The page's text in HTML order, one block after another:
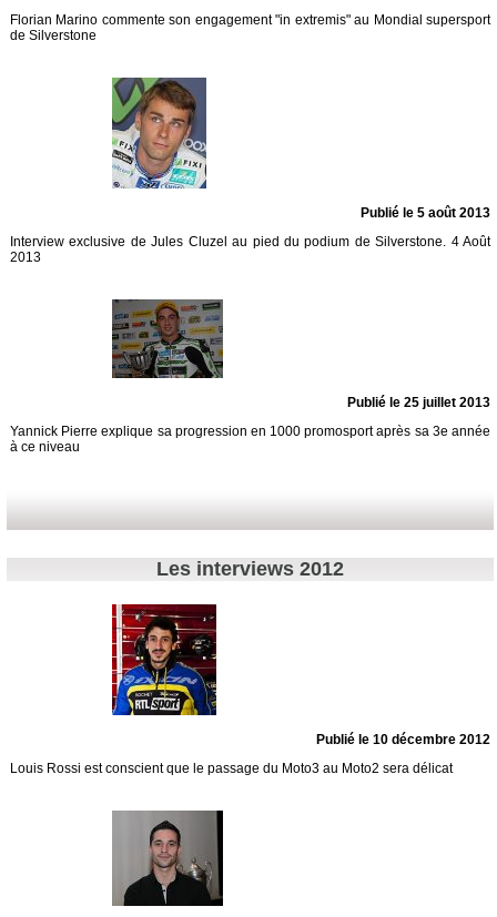
Florian Marino commente son engagement "in extremis" au Mondial supersport
de Silverstone
Publié le 5 août 2013
Interview exclusive de Jules Cluzel au pied du podium de Silverstone. 4 Août
2013
Publié le 25 juillet 2013
Yannick Pierre explique sa progression en 1000 promosport après sa 3e année
à ce niveau
Les interviews 2012
Publié le 10 décembre 2012
Louis Rossi est conscient que le passage du Moto3 au Moto2 sera délicat